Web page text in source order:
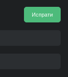
Испрати